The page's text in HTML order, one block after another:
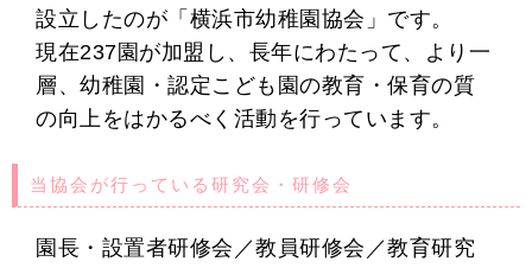
設立したのが「横浜市幼稚園協会」です。
現在237園が加盟し、長年にわたって、より一
層、幼稚園・認定こども園の教育・保育の質
の向上をはかるべく活動を行っています。
当協会が行っている研究会・研修会
園長・設置者研修会／教員研修会／教育研究